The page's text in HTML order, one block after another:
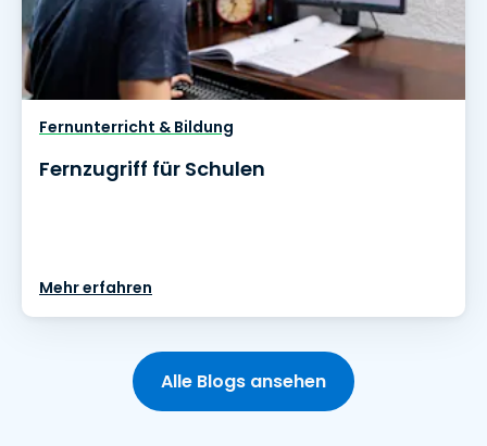
Fernunterricht & Bildung
Fernzugriff für Schulen
Mehr erfahren
Alle Blogs ansehen